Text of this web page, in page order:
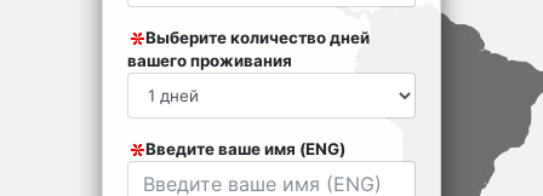
Выберите количество дней
вашего проживания
Введите ваше имя (ENG)